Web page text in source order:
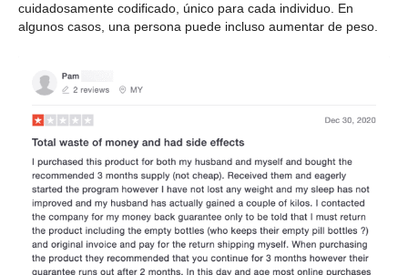
cuidadosamente codificado, único para cada individuo. En
algunos casos, una persona puede incluso aumentar de peso.